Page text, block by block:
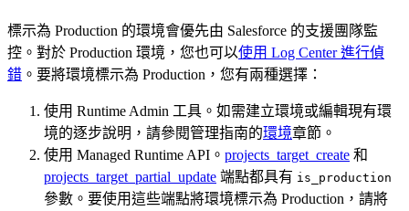
標示為 Production 的環境會優先由 Salesforce 的支援團隊監
控。對於 Production 環境，您也可以使用 Log Center 進行偵
錯 。要將環境標示為 Production，您有兩種選擇：
使用 Runtime Admin 工具。如需建立環境或編輯現有環
境的逐步說明，請參閱管理指南的環境章節。
使用 Managed Runtime API。 projects_target_create 和
projects_target_partial_update 端點都具有 is_production
參數。要使用這些端點將環境標示為 Production，請將